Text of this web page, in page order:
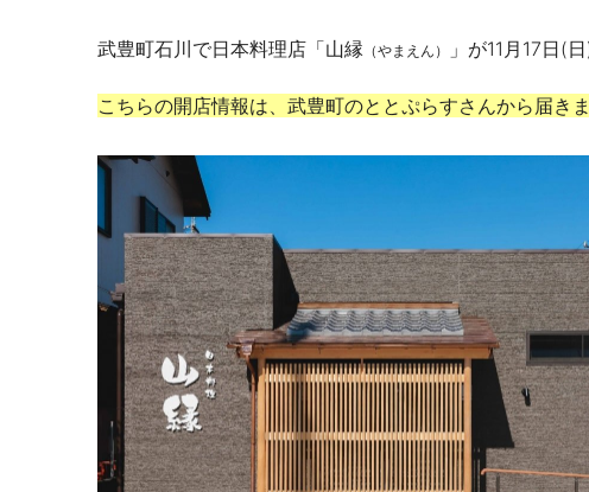
武豊町石川で日本料理店「山縁 （やまえん） 」が11 月 17日(
こちらの開店情報は、武豊町のととぷらすさんから届き